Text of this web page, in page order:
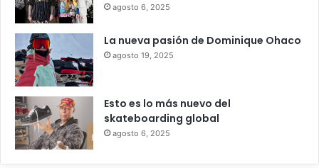
agosto 6, 2025
La nueva pasión de Dominique Ohaco
agosto 19, 2025
Esto es lo más nuevo del
skateboarding global
agosto 6, 2025